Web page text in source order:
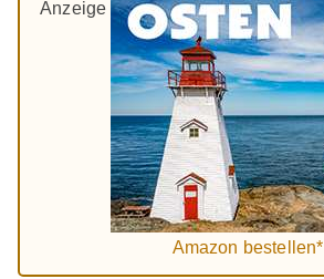
Anzeige
Amazon bestellen*